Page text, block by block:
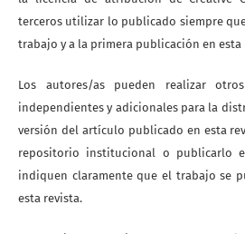
terceros utilizar lo publicado siempre
trabajo y a la primera publicación en esta
Los autores/as pueden realizar
independientes y adicionales para la
versión del artículo publicado en esta
repositorio institucional o publicarlo
indiquen claramente que el trabajo se
esta revista.